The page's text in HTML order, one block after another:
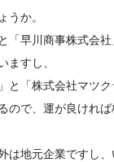
うか。
「早川商事株式会
ますし、
と「株式会社マツ
ので、運が良けれ
は地元企業ですし